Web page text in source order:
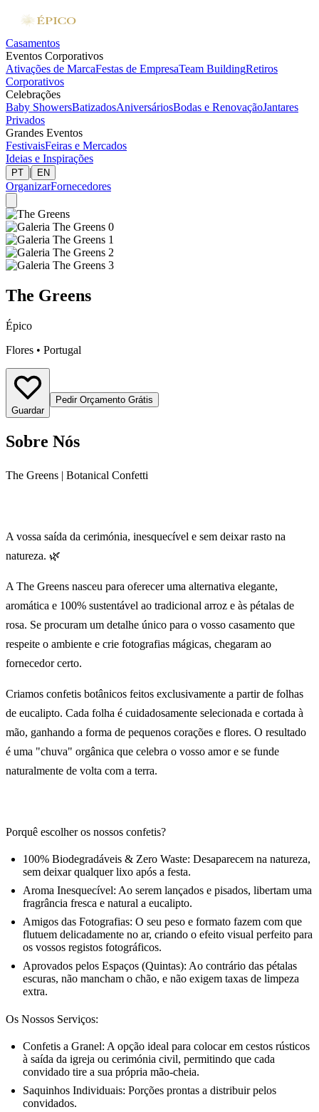
Casamentos
Eventos Corporativos
Ativações de MarcaFestas de EmpresaTeam BuildingRetiros
Corporativos
Celebrações
Baby ShowersBatizadosAniversáriosBodas e RenovaçãoJantares
Privados
Grandes Eventos
FestivaisFeiras e Mercados
Ideias e Inspirações
PT | EN
OrganizarFornecedores
The Greens
Épico
Flores • Portugal
Guardar
Pedir Orçamento Grátis
Sobre Nós
The Greens | Botanical Confetti
A vossa saída da cerimónia, inesquecível e sem deixar rasto na
natureza. 🌿
A The Greens nasceu para oferecer uma alternativa elegante,
aromática e 100% sustentável ao tradicional arroz e às pétalas de
rosa. Se procuram um detalhe único para o vosso casamento que
respeite o ambiente e crie fotografias mágicas, chegaram ao
fornecedor certo.
Criamos confetis botânicos feitos exclusivamente a partir de folhas
de eucalipto. Cada folha é cuidadosamente selecionada e cortada à
mão, ganhando a forma de pequenos corações e flores. O resultado
é uma "chuva" orgânica que celebra o vosso amor e se funde
naturalmente de volta com a terra.
Porquê escolher os nossos confetis?
100% Biodegradáveis & Zero Waste: Desaparecem na natureza,
sem deixar qualquer lixo após a festa.
Aroma Inesquecível: Ao serem lançados e pisados, libertam uma
fragrância fresca e natural a eucalipto.
Amigos das Fotografias: O seu peso e formato fazem com que
flutuem delicadamente no ar, criando o efeito visual perfeito para
os vossos registos fotográficos.
Aprovados pelos Espaços (Quintas): Ao contrário das pétalas
escuras, não mancham o chão, e não exigem taxas de limpeza
extra.
Os Nossos Serviços:
Confetis a Granel: A opção ideal para colocar em cestos rústicos
à saída da igreja ou cerimónia civil, permitindo que cada
convidado tire a sua própria mão-cheia.
Saquinhos Individuais: Porções prontas a distribuir pelos
convidados.